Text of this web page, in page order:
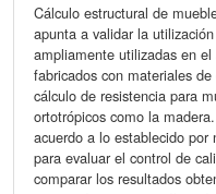
Cálculo estructural de
apunta a validar la
ampliamente utilizadas en
fabricados con materiales
cálculo de resistencia para
ortotrópicos como la
acuerdo a lo establecido
para evaluar el control de
comparar los resultados